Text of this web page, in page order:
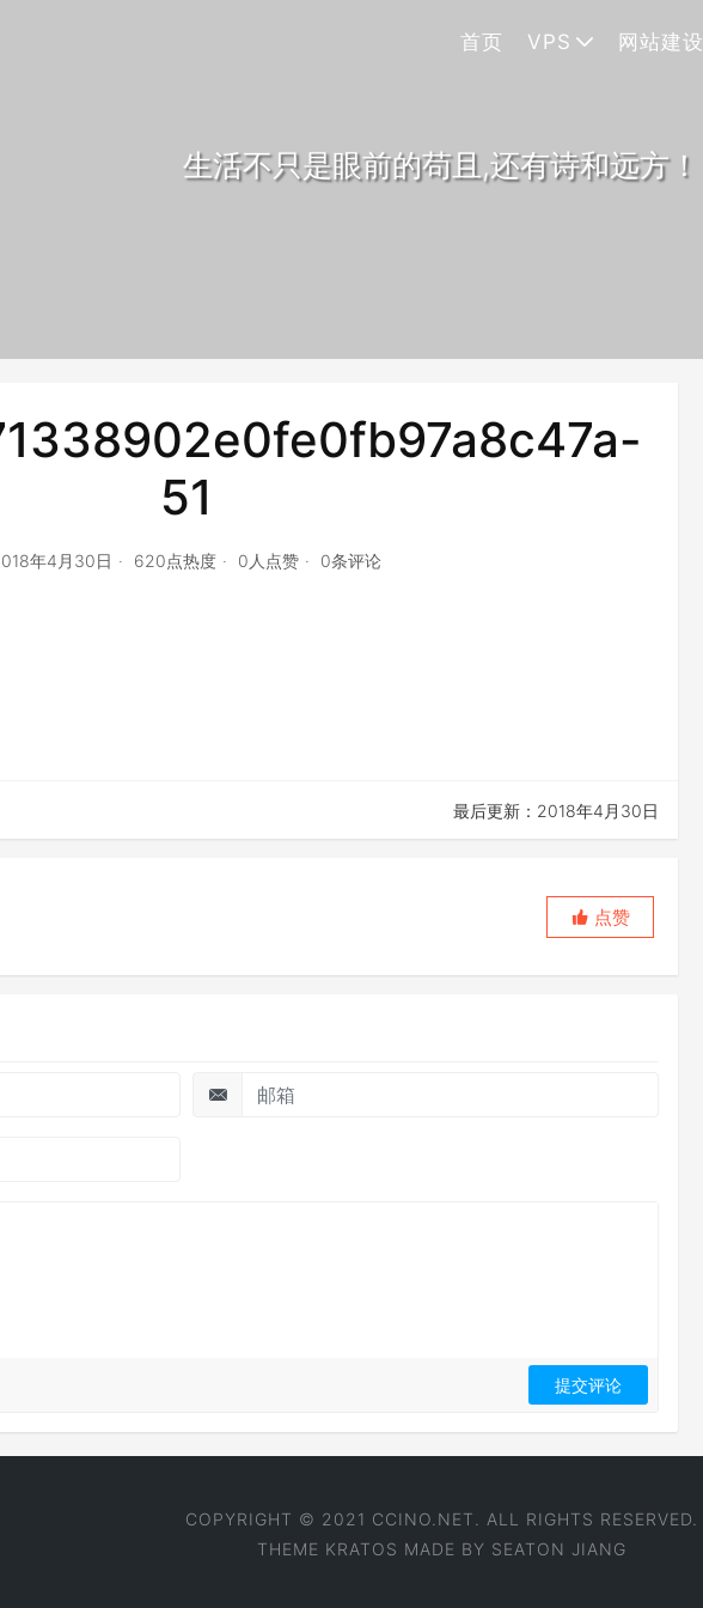
首页 VPS 网站建设
生活不只是眼前的苟且,还有诗和远方！
51
年4月30日 620点热度 0人点赞 0条评论
最后更新：2018年4月30日
点赞
COPYRIGHT © 2021 CCINO.NET. ALL RIGHTS RESERVED.
THEME KRATOS MADE BY SEATON JIANG